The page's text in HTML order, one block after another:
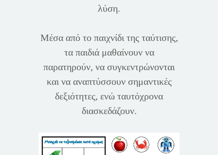
λύση.
Μέσα από το παιχνίδι της ταύτισης,
τα παιδιά μαθαίνουν να
παρατηρούν, να συγκεντρώνονται
και να αναπτύσσουν σημαντικές
δεξιότητες, ενώ ταυτόχρονα
διασκεδάζουν.